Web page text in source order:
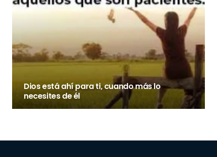
Dios está ahí para ti, cuando más lo
necesites de él